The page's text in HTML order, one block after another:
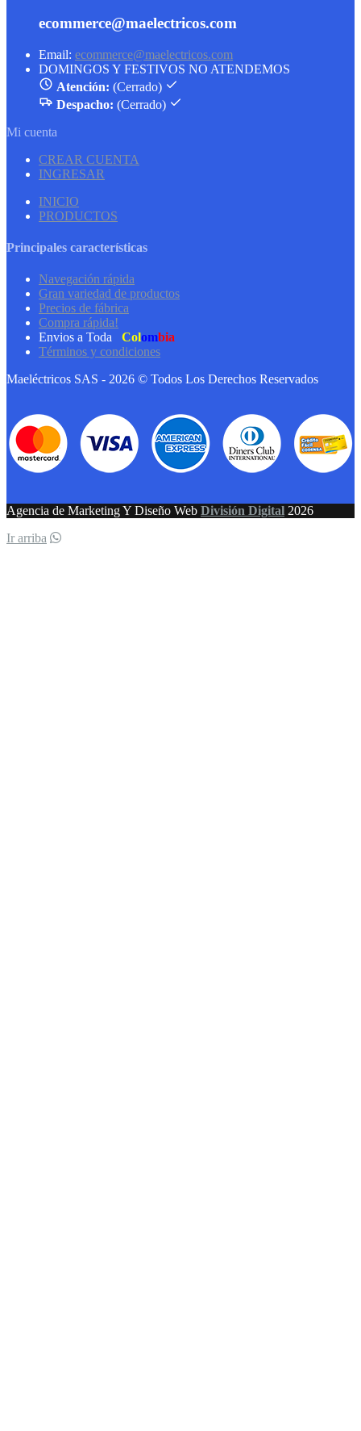
ecommerce@maelectricos.com
Email: ecommerce@maelectricos.com
DOMINGOS Y FESTIVOS NO ATENDEMOS
Atención: (Cerrado)
Despacho: (Cerrado)
Mi cuenta
CREAR CUENTA
INGRESAR
INICIO
PRODUCTOS
Principales características
Navegación rápida
Gran variedad de productos
Precios de fábrica
Compra rápida!
Envios a Toda
Colombia
Términos y condiciones
Maeléctricos SAS - 2026 © Todos Los Derechos Reservados
Agencia de Marketing Y Diseño Web División Digital 2026
Ir arriba